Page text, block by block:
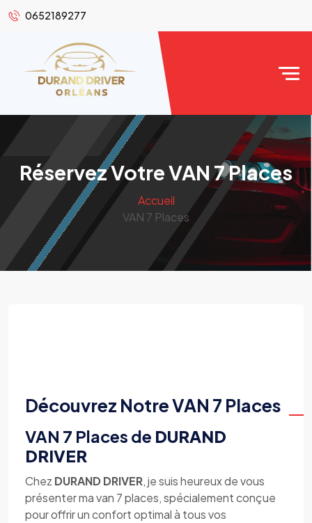
0652189277
Réservez Votre VAN 7 Places
Accueil
VAN 7 Places
Découvrez Notre VAN 7 Places
VAN 7 Places de DURAND
DRIVER
Chez DURAND DRIVER, je suis heureux de vous
présenter ma van 7 places, spécialement conçue
pour offrir un confort optimal à tous vos